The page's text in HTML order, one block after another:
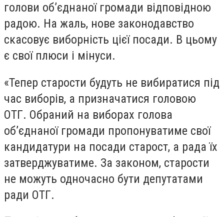
голови об’єднаної громади відповідною
радою. На жаль, нове законодавство
скасовує виборність цієї посади. В цьому
є свої плюси і мінуси.
«Тепер старости будуть не вибиратися під
час виборів, а призначатися головою
ОТГ. Обраний на виборах голова
об’єднаної громади пропонуватиме свої
кандидатури на посади старост, а рада їх
затверджуватиме. За законом, старости
не можуть одночасно бути депутатами
ради ОТГ.